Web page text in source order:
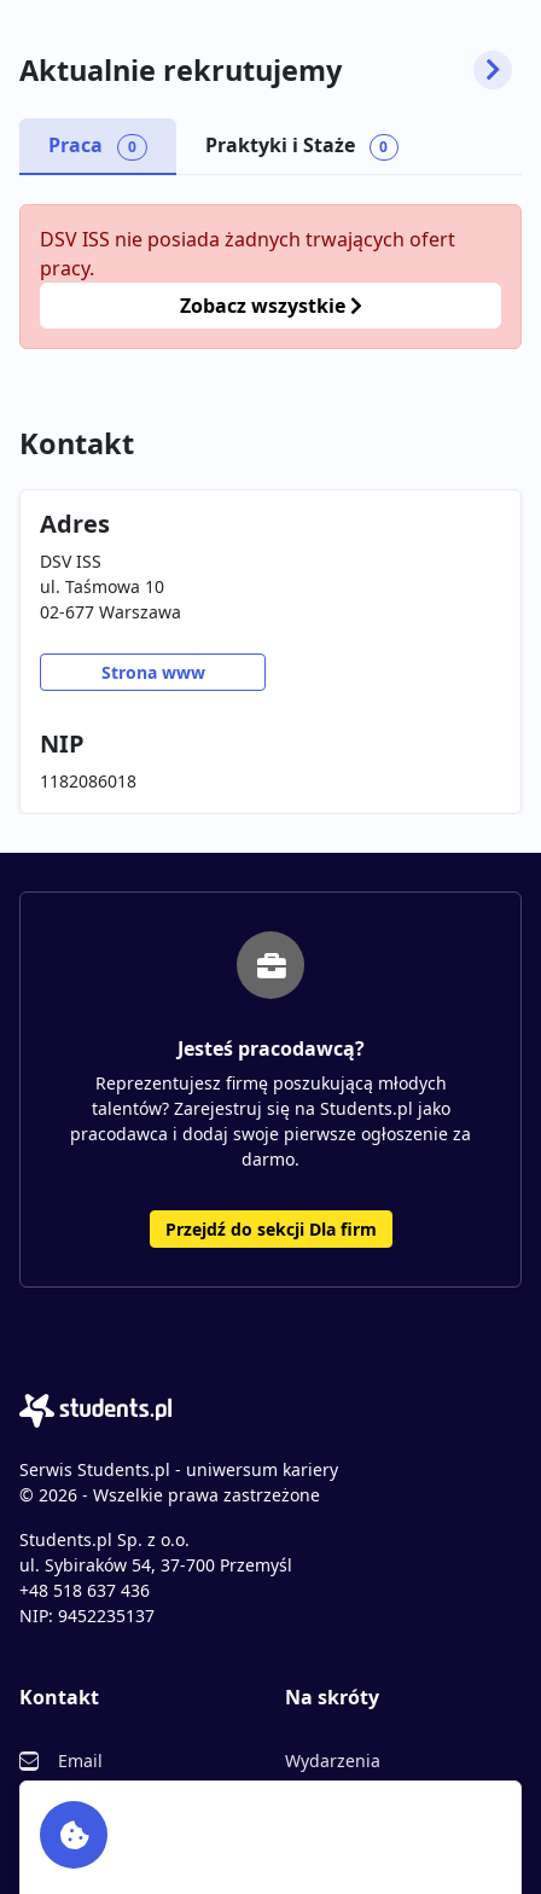
Aktualnie rekrutujemy
Praca 0 Praktyki i Staże 0
DSV ISS nie posiada żadnych trwających ofert
pracy.
Zobacz wszystkie
Kontakt
Adres
DSV ISS
ul. Taśmowa 10
02-677 Warszawa
Strona www
NIP
1182086018
Jesteś pracodawcą?
Reprezentujesz firmę poszukującą młodych
talentów? Zarejestruj się na Students.pl jako
pracodawca i dodaj swoje pierwsze ogłoszenie za
darmo.
Przejdź do sekcji Dla firm
Serwis Students.pl - uniwersum kariery
© 2026 - Wszelkie prawa zastrzeżone
Students.pl Sp. z o.o.
ul. Sybiraków 54, 37-700 Przemyśl
+48 518 637 436
NIP: 9452235137
Kontakt
Email
Facebook
Twitter
Na skróty
Wydarzenia